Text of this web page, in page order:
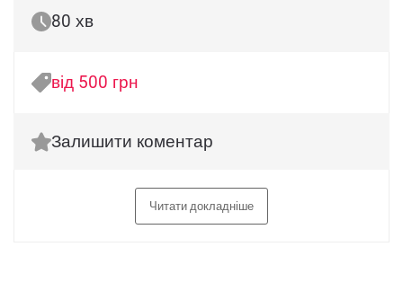
80 хв
від 500 грн
Залишити коментар
Читати докладніше